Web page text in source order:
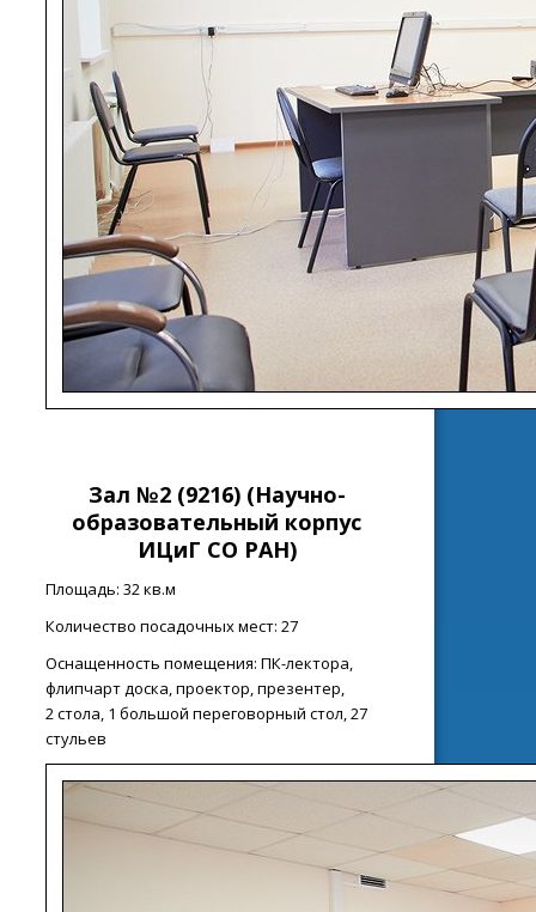
Зал №2 (9216) (Научно-
образовательный корпус
ИЦиГ СО РАН)
Площадь: 32 кв.м
Количество посадочных мест: 27
Оснащенность помещения: ПК-лектора,
флипчарт доска, проектор, презентер,
2 стола, 1 большой переговорный стол, 27
стульев